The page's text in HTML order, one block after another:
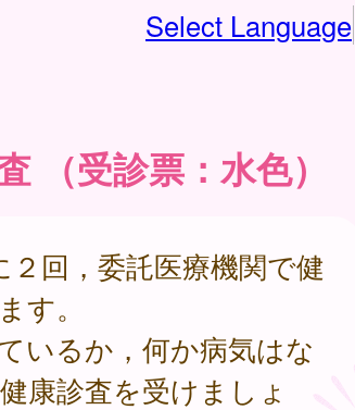
Select Language
（受診票：水色）
回，委託医療機関で健
す。
いるか，何か病気はな
康診査を受けましょ